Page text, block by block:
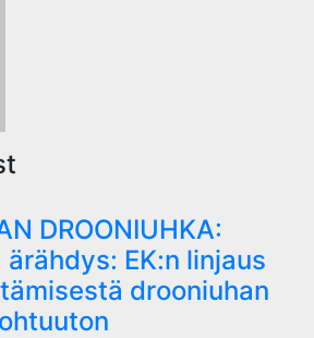
DROONIUHKA:
EK:n linjaus
drooniuhan